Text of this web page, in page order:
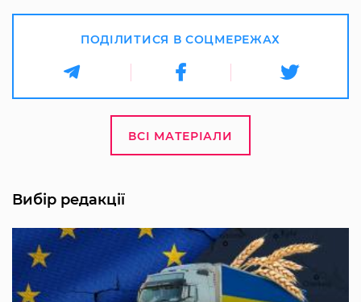
ПОДІЛИТИСЯ В СОЦМЕРЕЖАХ
ВСІ МАТЕРІАЛИ
Вибір редакції